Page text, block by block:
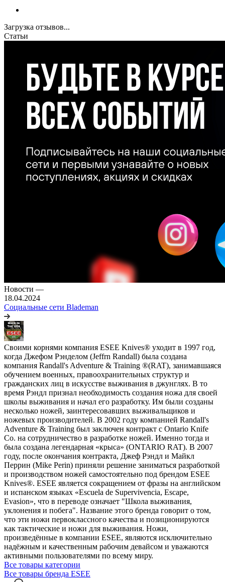
Загрузка отзывов...
Статьи
Новости —
18.04.2024
Социальные сети Blademan
Своими корнями компания ESEE Knives® уходит в 1997 год,
когда Джефом Рэнделом (Jeffrn Randall) была создана
компания Randall's Adventure & Training ®(RAT), занимавшаяся
обучением военных, правоохранительных структур и
гражданских лиц в искусстве выживания в джунглях. В то
время Рэндл признал необходимость создания ножа для своей
школы выживания и начал его разработку. Им были созданы
несколько ножей, заинтересовавших выживальщиков и
ножевых производителей. В 2002 году компанией Randall's
Adventure & Training был заключен контракт с Ontario Knife
Co. на сотрудничество в разработке ножей. Именно тогда и
была создана легендарная «крыса» (ONTARIO RAT). В 2007
году, после окончания контракта, Джеф Рэндл и Майкл
Перрин (Mike Perin) приняли решение заниматься разработкой
и производством ножей самостоятельно под брендом ESEE
Knives®. ESEE является сокращением от фразы на английском
и испанском языках «Escuela de Supervivencia, Escape,
Evasion», что в переводе означает "Школа выживания,
уклонения и побега". Название этого бренда говорит о том,
что эти ножи первоклассного качества и позиционируются
как тактические и ножи для выживания. Ножи,
произведённые в компании ESEE, являются исключительно
надёжным и качественным рабочим девайсом и уважаются
активными пользователями по всему миру.
Все товары категории
Все товары бренда ESEE